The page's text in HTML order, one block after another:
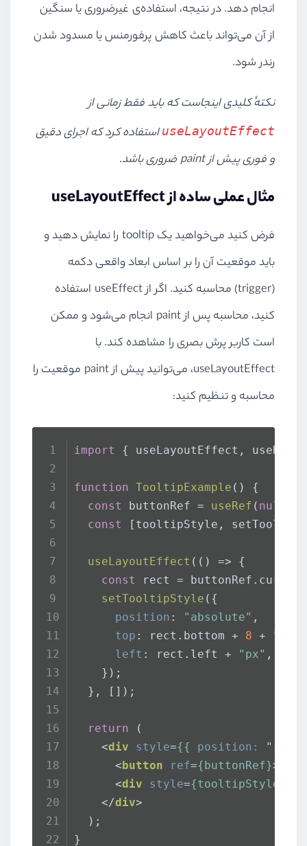
انجام دهد. در نتیجه، استفاده‌ی غیرضروری یا سنگین
از آن می‌تواند باعث کاهش پرفورمنس یا مسدود شدن
رندر شود.
نکتهٔ کلیدی اینجاست که باید فقط زمانی از
useLayoutEffectاستفاده کرد که اجرای دقیق
و فوری پیش از paint ضروری باشد.
مثال عملی ساده از useLayoutEffect
فرض کنید می‌خواهید یک tooltip را نمایش دهید و
باید موقعیت آن را بر اساس ابعاد واقعی دکمه
(trigger) محاسبه کنید. اگر از useEffect استفاده
کنید، محاسبه پس از paint انجام می‌شود و ممکن
است کاربر پرش بصری را مشاهده کند. با
useLayoutEffect، می‌توانید پیش از paint موقعیت را
محاسبه و تنظیم کنید:
import { useLayoutEffect,
function TooltipExample ( ) {
const
buttonRef = useRef ( null
const
[tooltipStyle,
useLayoutEffect ( () => {
const
rect = buttonRef. current
setTooltipStyle ({
position : "absolute" ,
top : rect. bottom + 8 + "px"
left : rect. left + "px" ,
    });
  }, []);
return (
<div style={{ position: "
< button ref={buttonRef}>
<div style={tooltipStyle}
</div>
  );
}